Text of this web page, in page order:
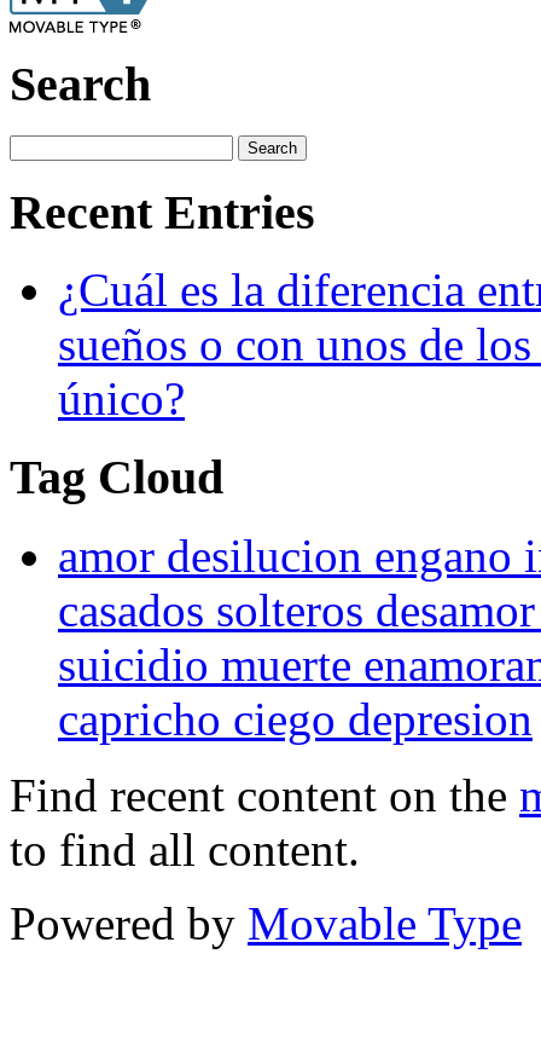
Search
Recent Entries
¿Cuál es la diferencia
sueños o con unos de
único?
Tag Cloud
amor desilucion
casados solteros
suicidio muerte
capricho ciego depresion
Find recent content on the
to find all content.
Powered by Movable Type